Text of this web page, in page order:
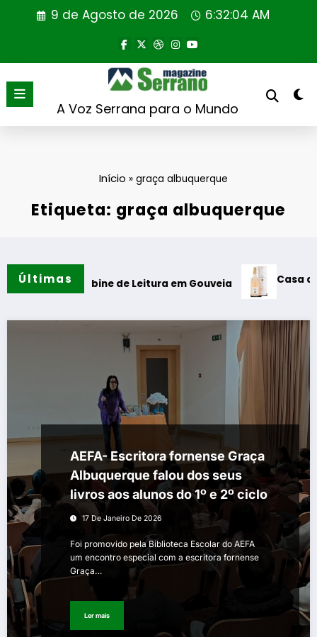
9 de Agosto de 2026 6:32:05 AM
A Voz Serrana para o Mundo
Início » graça albuquerque
Etiqueta: graça albuquerque
Últimas
da Cabine de Leitura em Gouveia Casa de Santar
AEFA- Escritora fornense Graça
Albuquerque falou dos seus
livros aos alunos do 1º e 2º ciclo
17 De Janeiro De 2026
Foi promovido pela Biblioteca Escolar do AEFA
um encontro especial com a escritora fornense
Graça…
Ler mais